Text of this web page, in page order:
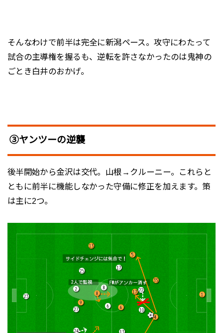
そんなわけで前半は完全に新潟ペース。攻守にわたって
試合の主導権を握るも、逆転を許さなかったのは鬼神の
ごとき白井のおかげ。
③ヤンツーの逆襲
後半開始から金沢は交代。山根→クルーニー。これらと
ともに前半に機能しなかった守備に修正を加えます。策
は主に2つ。